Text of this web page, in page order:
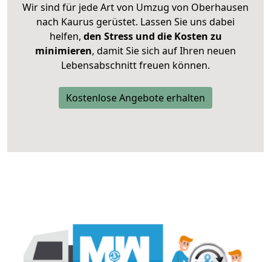
Wir sind für jede Art von Umzug von Oberhausen
nach Kaurus gerüstet. Lassen Sie uns dabei
helfen, den Stress und die Kosten zu
minimieren, damit Sie sich auf Ihren neuen
Lebensabschnitt freuen können.
Kostenlose Angebote erhalten